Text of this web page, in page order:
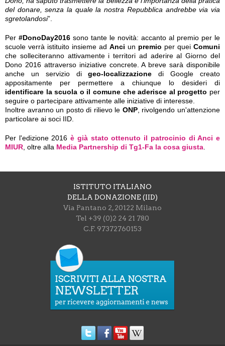
del donare, senza la quale la nostra Repubblica andrebbe via via
sgretolandosi”.
Per #DonoDay2016 sono tante le novità: accanto al premio per le
scuole verrà istituito insieme ad Anci un premio per quei Comuni
che solleciteranno attivamente i territori ad aderire al Giorno del
Dono 2016 attraverso iniziative concrete. A breve sarà disponibile
anche un servizio digeo-localizzazione di Google creato
appositamente per permettere a chiunque lo desideri di
identificare la scuola o il comune che aderisce al progetto per
seguire o partecipare attivamente alle iniziative di interesse.
Inoltre avranno un posto di rilievo le ONP, rivolgendo un'attenzione
particolare ai soci IID.
Per l'edizione 2016è già stato ottenuto il patrocinio di Anci e
MIUR, oltre alla Media Partnership di Tg1-Fa la cosa giusta.
ISTITUTO ITALIANO
DELLA DONAZIONE (IID)
Via Pantano 2, 20122 Milano
Tel +39 (0)2 24 21 780
C.F. 97372760153